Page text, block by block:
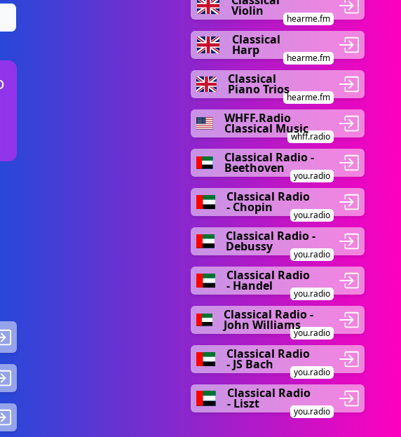
Violin
hearme.fm
Classical
Harp
hearme.fm
Classical
Piano Trios
hearme.fm
WHFF.Radio
Classical Music
whff.radio
Classical Radio -
Beethoven
you.radio
Classical Radio
- Chopin
you.radio
Classical Radio -
Debussy
you.radio
Classical Radio
- Handel
you.radio
Classical Radio -
John Williams
you.radio
Classical Radio
- JS Bach
you.radio
Classical Radio
- Liszt
you.radio